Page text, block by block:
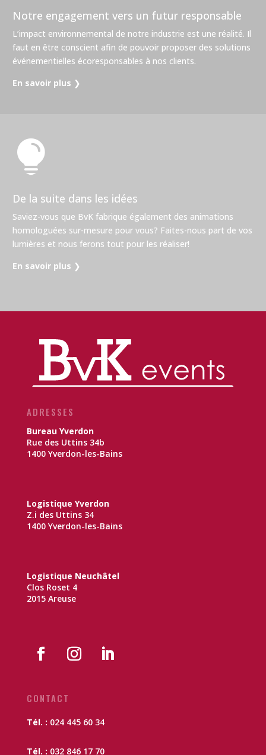
Notre engagement vers un futur responsable
L’impact environnemental de notre industrie est une réalité. Il
faut en être conscient afin de pouvoir proposer des solutions
événementielles écoresponsables à nos clients.
En savoir plus ❯

De la suite dans les idées
Saviez-vous que BvK fabrique également des animations
homologuées sur-mesure pour vous? Faites-nous part de vos
lumières et nous ferons tout pour les réaliser!
En savoir plus ❯
ADRESSES
Bureau Yverdon
Rue des Uttins 34b
1400 Yverdon-les-Bains
Logistique Yverdon
Z.i des Uttins 34
1400 Yverdon-les-Bains
Logistique Neuchâtel
Clos Roset 4
2015 Areuse
CONTACT
Tél. : 024 445 60 34
Tél. : 032 846 17 70